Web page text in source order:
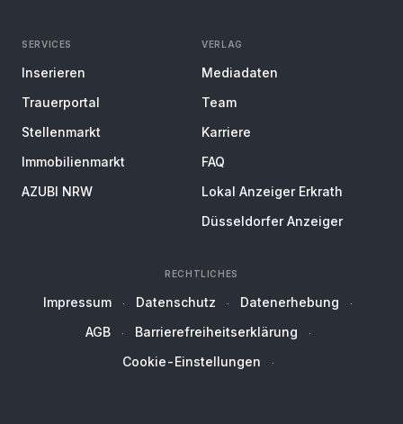
SERVICES
Inserieren
Trauerportal
Stellenmarkt
Immobilienmarkt
AZUBI NRW
VERLAG
Mediadaten
Team
Karriere
FAQ
Lokal Anzeiger Erkrath
Düsseldorfer Anzeiger
RECHTLICHES
Impressum Datenschutz
Datenerhebung
AGB
Barrierefreiheitserklärung
Cookie-Einstellungen